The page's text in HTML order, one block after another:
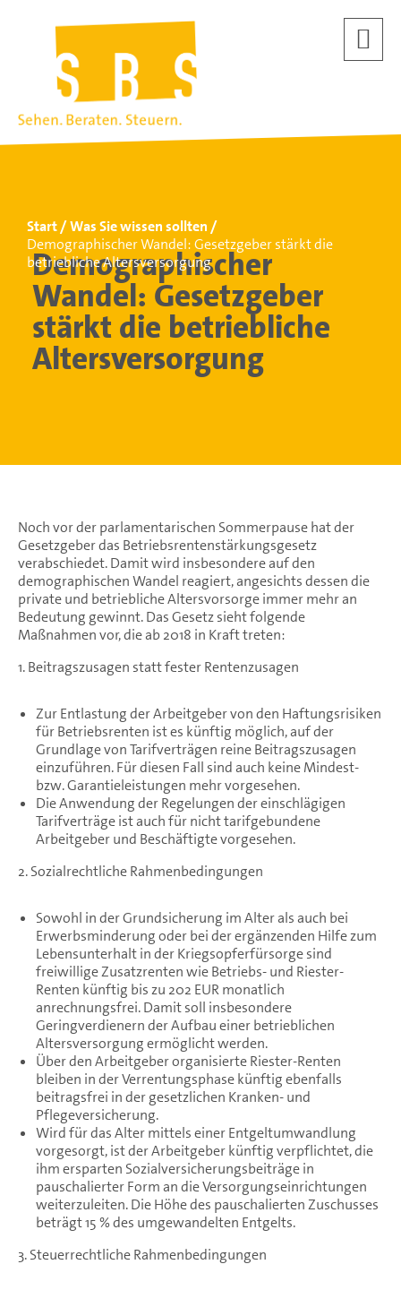
Start
Was Sie wissen sollten
Demographischer Wandel: Gesetzgeber stärkt die
betriebliche Altersversorgung
Demographischer
Wandel: Gesetzgeber
stärkt die betriebliche
Altersversorgung
Noch vor der parlamentarischen Sommerpause hat der
Gesetzgeber das Betriebsrentenstärkungsgesetz
verabschiedet. Damit wird insbesondere auf den
demographischen Wandel reagiert, angesichts dessen die
private und betriebliche Altersvorsorge immer mehr an
Bedeutung gewinnt. Das Gesetz sieht folgende
Maßnahmen vor, die ab 2018 in Kraft treten:
1. Beitragszusagen statt fester Rentenzusagen
Zur Entlastung der Arbeitgeber von den Haftungsrisiken
für Betriebsrenten ist es künftig möglich, auf der
Grundlage von Tarifverträgen reine Beitragszusagen
einzuführen. Für diesen Fall sind auch keine Mindest-
bzw. Garantieleistungen mehr vorgesehen.
Die Anwendung der Regelungen der einschlägigen
Tarifverträge ist auch für nicht tarifgebundene
Arbeitgeber und Beschäftigte vorgesehen.
2. Sozialrechtliche Rahmenbedingungen
Sowohl in der Grundsicherung im Alter als auch bei
Erwerbsminderung oder bei der ergänzenden Hilfe zum
Lebensunterhalt in der Kriegsopferfürsorge sind
freiwillige Zusatzrenten wie Betriebs- und Riester-
Renten künftig bis zu 202 EUR monatlich
anrechnungsfrei. Damit soll insbesondere
Geringverdienern der Aufbau einer betrieblichen
Altersversorgung ermöglicht werden.
Über den Arbeitgeber organisierte Riester-Renten
bleiben in der Verrentungsphase künftig ebenfalls
beitragsfrei in der gesetzlichen Kranken- und
Pflegeversicherung.
Wird für das Alter mittels einer Entgeltumwandlung
vorgesorgt, ist der Arbeitgeber künftig verpflichtet, die
ihm ersparten Sozialversicherungsbeiträge in
pauschalierter Form an die Versorgungseinrichtungen
weiterzuleiten. Die Höhe des pauschalierten Zuschusses
beträgt 15 % des umgewandelten Entgelts.
3. Steuerrechtliche Rahmenbedingungen